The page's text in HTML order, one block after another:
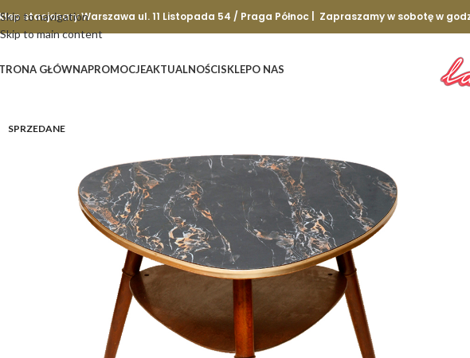
Skip to navigation
Skip to main content
stacjonary Warszawa ul. 11 Listopada 54 / Praga Północ | Zapraszamy w sobotę w
GŁÓWNAPROMOCJEAKTUALNOŚCISKLEPO NAS
SPRZEDANE